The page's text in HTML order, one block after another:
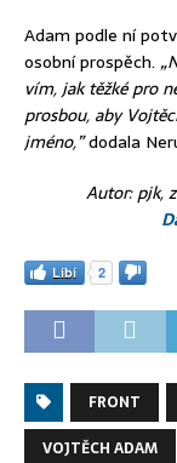
Adam podle ní
osobní prospěch.
vím, jak těžké pro
prosbou, aby
jméno,”dodala
Autor: pjk,
Líbí 2
FRONT
VOJTĚCH ADAM